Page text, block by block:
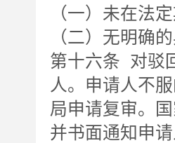
（一）未在法
（二）无明确
第十六条 对驳
人。申请人不
局申请复审。
并书面通知申